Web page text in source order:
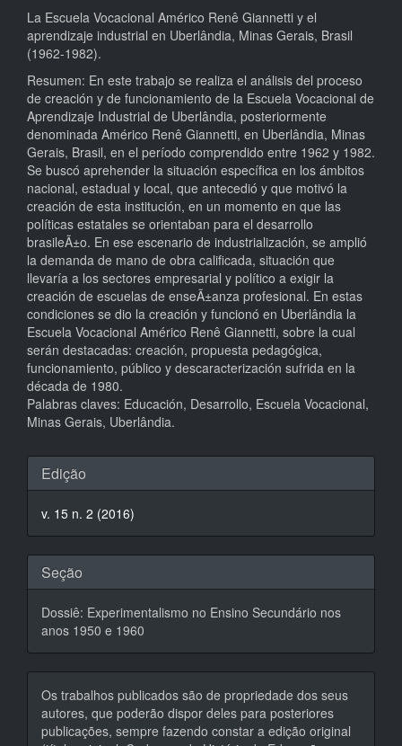
La Escuela Vocacional Américo Renê Giannetti y el
aprendizaje industrial en Uberlândia, Minas Gerais, Brasil
(1962-1982).
Resumen: En este trabajo se realiza el análisis del proceso
de creación y de funcionamiento de la Escuela Vocacional de
Aprendizaje Industrial de Uberlândia, posteriormente
denominada Américo Renê Giannetti, en Uberlândia, Minas
Gerais, Brasil, en el período comprendido entre 1962 y 1982.
Se buscó aprehender la situación específica en los ámbitos
nacional, estadual y local, que antecedió y que motivó la
creación de esta institución, en un momento en que las
políticas estatales se orientaban para el desarrollo
brasileÃ±o. En ese escenario de industrialización, se amplió
la demanda de mano de obra calificada, situación que
llevaría a los sectores empresarial y político a exigir la
creación de escuelas de enseÃ±anza profesional. En estas
condiciones se dio la creación y funcionó en Uberlândia la
Escuela Vocacional Américo Renê Giannetti, sobre la cual
serán destacadas: creación, propuesta pedagógica,
funcionamiento, público y descaracterización sufrida en la
década de 1980.
Palabras claves: Educación, Desarrollo, Escuela Vocacional,
Minas Gerais, Uberlândia.
Detalhes
do
artigo
Edição
v. 15 n. 2 (2016)
Seção
Dossiê: Experimentalismo no Ensino Secundário nos
anos 1950 e 1960
Os trabalhos publicados são de propriedade dos seus
autores, que poderão dispor deles para posteriores
publicações, sempre fazendo constar a edição original